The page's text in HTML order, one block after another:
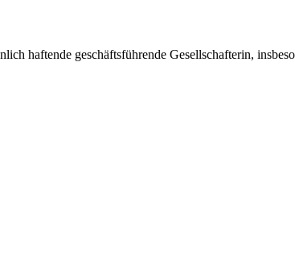
haftende geschäftsführende Gesellschafterin,